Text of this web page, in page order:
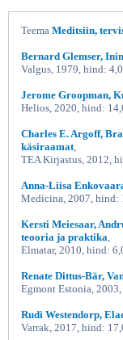
Teema Meditsiin,
Bernard Glemser,
Valgus, 1979, hind:
Jerome Groopman,
Helios, 2020, hind:
Charles E. Argoff,
käsiraamat
TEA Kirjastus, 2012,
Anna-Liisa
Medicina, 2007, hind:
Kersti Meiesaar,
teooria ja praktika
Elmatar, 2010, hind:
Renate Dittus-Bär,
Egmont Estonia,
Rudi Westendorp,
Varrak, 2017, hind: